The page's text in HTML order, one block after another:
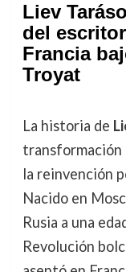
Liev
del
Francia
Troyat
La historia de
transformación
la reinvención
Nacido en
Rusia a una
Revolución